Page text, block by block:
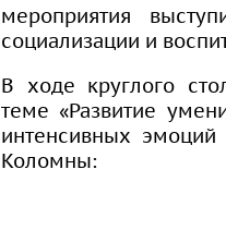
мероприятия
социализации и
В ходе круглого
теме «Развитие
интенсивных эмоций
Коломны: